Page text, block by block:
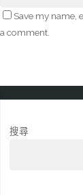
Save my name,
a comment.
搜尋